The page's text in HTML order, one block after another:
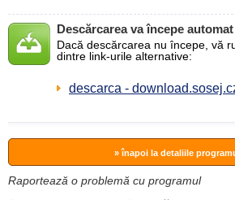
Descărcarea va începe
Dacă descărcarea nu începe, vă
dintre link-urile alternative:
descarca -
» înapoi la detaliile
Raportează o problemă cu programul